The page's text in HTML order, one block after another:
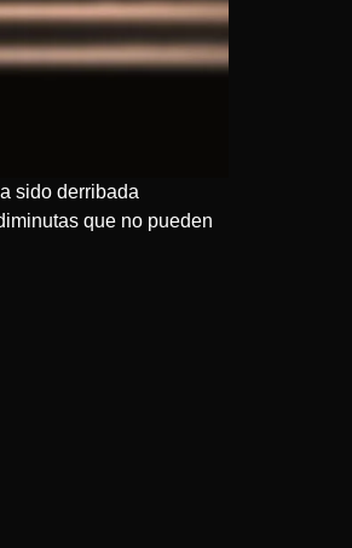
sido derribada
que no pueden